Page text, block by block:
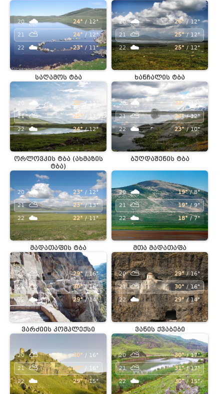
20 🌧️ 24°/ 12°
21 ⛅ 24° / 12°
22 ☁️ 23°/ 11°
საღამოს ტბა
20 🌧️ 26°/ 12°
21 ⛅ 25°/ 12°
22 ☁️ 25°/ 12°
ხანჩალის ტბა
20 🌧️ 25°/ 11°
21 ⛅ 25° / 11°
22 ☁️ 24°/ 12°
ორლოვკის ტბა (ახმაზის
ტბა)
20 🌧️ 24° / 12°
21 ⛅ 24°/ 12°
22 ☁️ 23°/ 10°
ბუღდაშენის ტბა
20 🌧️ 23° / 12°
21 ⛅ 23°/ 13°
22 ☁️ 22°/ 11°
მადათაფის ტბა
20 🌧️ 19°/ 8°
21 ⛅ 19°/ 9°
22 ☁️ 18°/ 7°
მთა მადათაფა
20 ⛅ 29°/ 16°
21 ⛅ 30°/ 16°
22 ☁️ 29°/ 14°
ვარძიის კომპლექსი
20 ⛅ 29°/ 16°
21 ⛅ 30°/ 16°
22 ☁️ 29°/ 14°
ვანის ქვაბები
20 ⛅ 30° / 16°
21 ⛅ 30° / 16°
22 ☁️ 29°/ 15°
20 ⛅ 30°/ 17°
21 ⛅ 31°/ 17°
22 ☁️ 30°/ 15°